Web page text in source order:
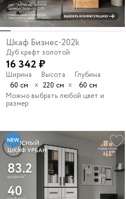
Шкаф Бизнес-202k
Дуб крафт золотой
16 342 ₽
Ширина
60 см
х
Высота
220 см х
Глубина
60 см
Можно выбрать любой цвет и
размер